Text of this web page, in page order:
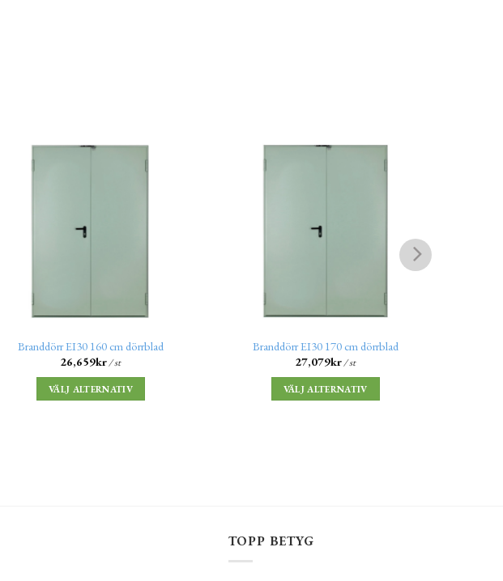
Branddörr EI30 160 cm dörrblad
26,659kr/ st
VÄLJ ALTERNATIV
Branddörr EI30 170 cm dörrblad
27,079kr/ st
VÄLJ ALTERNATIV
TOPP BETYG